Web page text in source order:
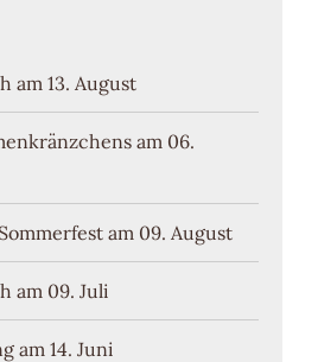
am 13. August
am 06.
am 09. August
am 09. Juli
am 14. Juni